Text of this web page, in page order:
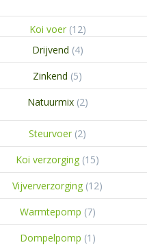
Koi voer 1212
Drijvend 44
producten
Zinkend 55
producten
Natuurmix 22
Steurvoer 22
producten
Koi verzorging 1515
producten
Vijververzorging 1212
producten
Warmtepomp 77
producten
Dompelpomp 1 1